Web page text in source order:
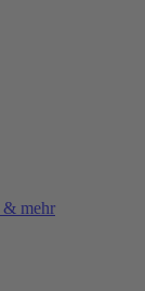
& mehr